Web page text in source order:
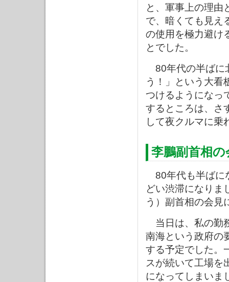
と、軍事上の理由
で、暗くても見え
の使用を極力避け
とでした。
80年代の半ばに
う！」という大看
つけるようになっ
するところは、さ
して夜クルマに乗
李鵬副首相
80年代も半ばに
どい渋滞になりま
う）副首相の会見
当日は、私の勤
南海という政府の
する予定でした。
スが続いて工場を
になってしまいま